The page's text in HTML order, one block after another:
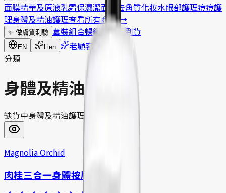
面膜精華及原液乳霜保濕潔面及去角質化妝水眼部護理痘痘護
理身體及精油護理查看所有商品→
✨ 做膚質測驗 套裝組合暢銷商品 新到貨
EN Lien
老顧客回歸？
分類
身體及精油護理
缺貨中身體及精油護理
Magnolia Orchid
肉桂三合一身體按摩霜